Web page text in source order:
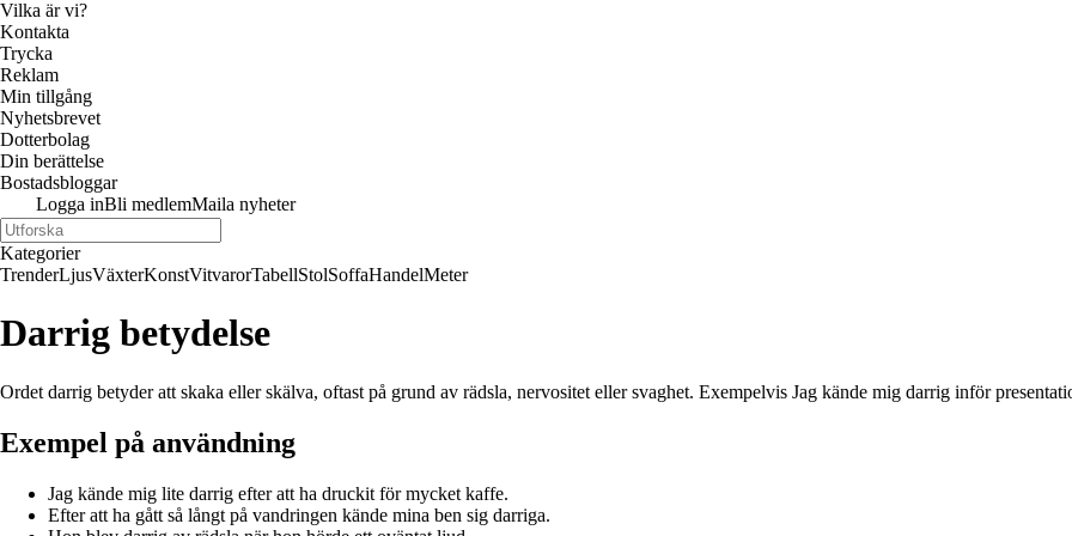
Vilka är vi?
Kontakta
Trycka
Reklam
Min tillgång
Nyhetsbrevet
Dotterbolag
Din berättelse
Bostadsbloggar
Logga inBli medlemMaila nyheter
Kategorier
TrenderLjusVäxterKonstVitvarorTabellStolSoffaHandelMeter
Darrig betydelse
Ordet darrig betyder att skaka eller skälva, oftast på grund av rädsla, nervositet eller svaghet. Exempelvis Jag kände mig darrig inför
Exempel på användning
Jag kände mig lite darrig efter att ha druckit för mycket kaffe.
Efter att ha gått så långt på vandringen kände mina ben sig darriga.